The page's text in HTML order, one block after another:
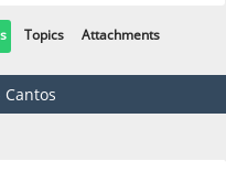
Topics Attachments
Cantos